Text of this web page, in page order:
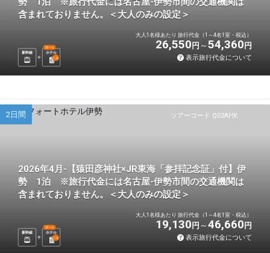
含まれておりません。＜大人のみの設定＞
新幹線 ホテル
選べる
1 泊
大人1名様あたり 旅行代金（1～4名1室・税込）
26,550 円 54,360 円
表示旅行代金について
ツアーコード Q02AHK
2日間
2026年4月-【猿田彦神社×JR東海「参拝記念証」付】伊
勢 1泊 ※旅行代金には名古屋-伊勢市間の交通機関は
含まれておりません。＜大人のみの設定＞
新幹線 ホテル
選べる
1 泊
大人1名様あたり 旅行代金（1～4名1室・税込）
19,130 円 46,660 円
表示旅行代金について